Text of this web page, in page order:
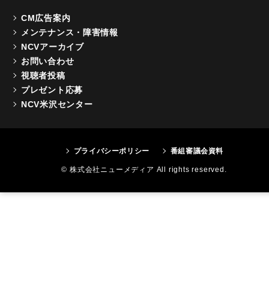
CM広告案内
メンテナンス・障害情報
NCVアーカイブ
お問い合わせ
視聴者投稿
プレゼント応募
NCV米沢センター
プライバシーポリシー 番組審議会資料
© 株式会社ニューメディア All rights reserved.